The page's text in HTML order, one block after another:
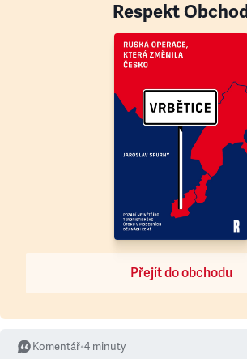
Respekt Obchod
Přejít do obchodu
Komentář•4 minuty